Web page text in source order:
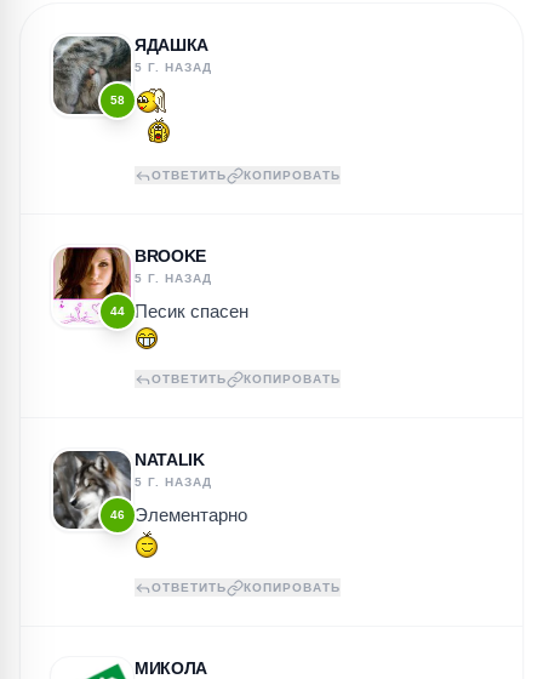
58
ЯДАШКА
5 Г. НАЗАД
ОТВЕТИТЬ КОПИРОВАТЬ
44
BROOKE
5 Г. НАЗАД
Песик спасен
ОТВЕТИТЬ КОПИРОВАТЬ
46
NATALIK
5 Г. НАЗАД
Элементарно
ОТВЕТИТЬ КОПИРОВАТЬ
МИКОЛА